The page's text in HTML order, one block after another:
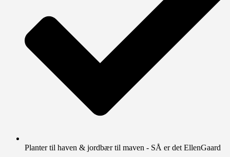
Planter til haven & jordbær til maven - SÅ er det EllenGaard